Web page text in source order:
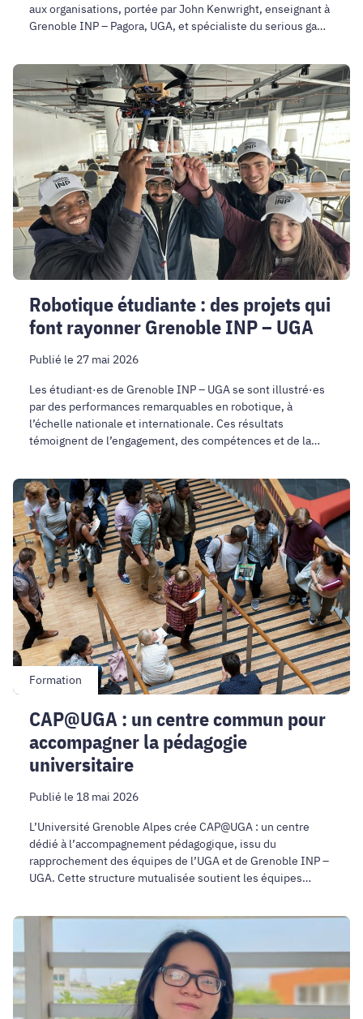
aux organisations, portée par John Kenwright, enseignant à
Grenoble INP – Pagora, UGA, et spécialiste du serious game
Robotique
étudiante
:
qui
font
rayonner
Grenoble
INP
UGA
Robotique étudiante : des projets qui
font rayonner Grenoble INP – UGA
Publié le 27 mai 2026
Les étudiant·es de Grenoble INP – UGA se sont illustré·es
par des performances remarquables en robotique, à
l’échelle nationale et internationale. Ces résultats
témoignent de l’engagement, des compétences et de la
CAP@UGA
:
un
centre
commun
pour
accompagner
la
pédagogie
universitaire
Formation
CAP@UGA : un centre commun pour
accompagner la pédagogie
universitaire
Publié le 18 mai 2026
L’Université Grenoble Alpes crée CAP@UGA : un centre
dédié à l’accompagnement pédagogique, issu du
rapprochement des équipes de l’UGA et de Grenoble INP –
UGA. Cette structure mutualisée soutient les équipes
Une
lauréate
de
la